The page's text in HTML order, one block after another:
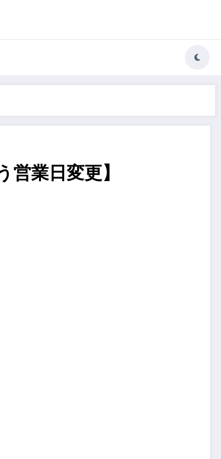
業日変更】